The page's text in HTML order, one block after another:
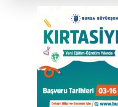
Bursa
yeniliyor
Ganita